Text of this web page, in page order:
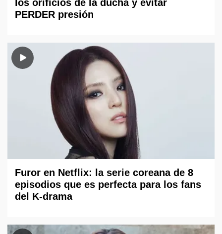
los orificios de la ducha y evitar
PERDER presión
Furor en Netflix: la serie coreana de 8
episodios que es perfecta para los fans
del K-drama